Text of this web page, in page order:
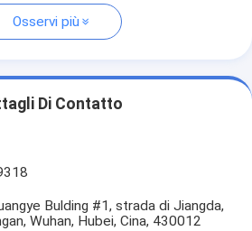
Osservi più
Di Contatto
Bulding #1, strada di Jiangda,
Wuhan, Hubei, Cina, 430012